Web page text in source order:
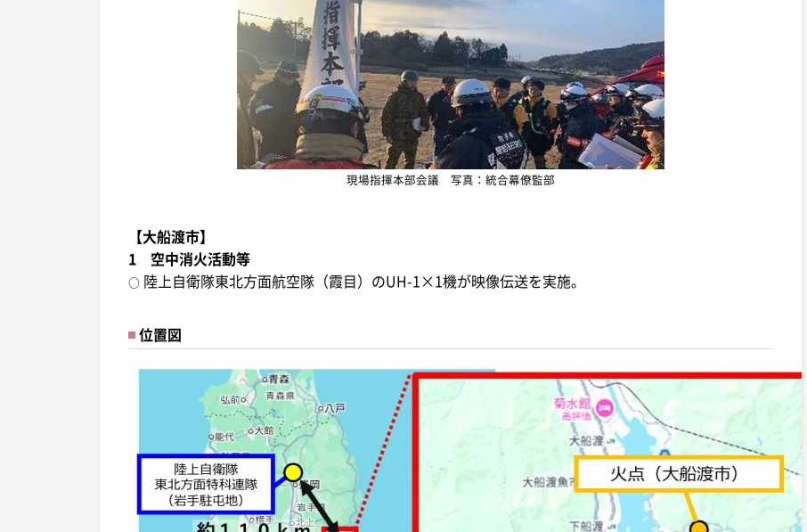
現場指揮本部会議 写真：統合幕僚監部
【大船渡市】
1 空中消火活動等
○ 陸上自衛隊東北方面航空隊（霞目）のUH-1×1機が映像伝送を実施。
位置図